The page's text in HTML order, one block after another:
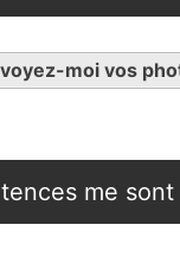
moi vos
me